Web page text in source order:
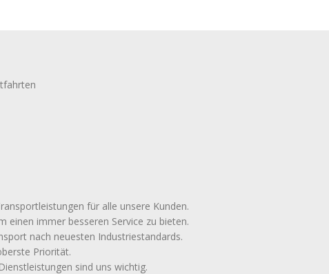
für alle unsere Kunden.
einen immer besseren Service zu bieten.
nach neuesten Industriestandards.
Priorität.
sind uns wichtig.